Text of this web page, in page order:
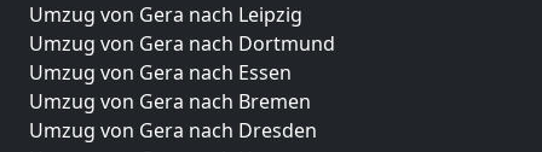
Umzug von Gera nach Leipzig
Umzug von Gera nach Dortmund
Umzug von Gera nach Essen
Umzug von Gera nach Bremen
Umzug von Gera nach Dresden